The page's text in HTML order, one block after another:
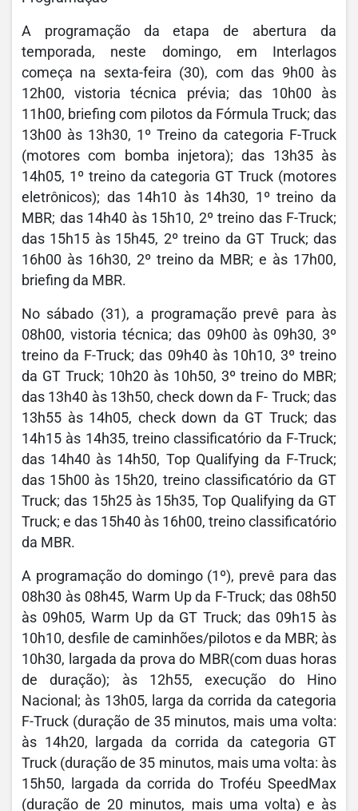
A programação da etapa de abertura da
temporada, neste domingo, em Interlagos
começa na sexta-feira (30), com das 9h00 às
12h00, vistoria técnica prévia; das 10h00 às
11h00, briefing com pilotos da Fórmula Truck; das
13h00 às 13h30, 1º Treino da categoria F-Truck
(motores com bomba injetora); das 13h35 às
14h05, 1º treino da categoria GT Truck (motores
eletrônicos); das 14h10 às 14h30, 1º treino da
MBR; das 14h40 às 15h10, 2º treino das F-Truck;
das 15h15 às 15h45, 2º treino da GT Truck; das
16h00 às 16h30, 2º treino da MBR; e às 17h00,
briefing da MBR.
No sábado (31), a programação prevê para às
08h00, vistoria técnica; das 09h00 às 09h30, 3º
treino da F-Truck; das 09h40 às 10h10, 3º treino
da GT Truck; 10h20 às 10h50, 3º treino do MBR;
das 13h40 às 13h50, check down da F- Truck; das
13h55 às 14h05, check down da GT Truck; das
14h15 às 14h35, treino classificatório da F-Truck;
das 14h40 às 14h50, Top Qualifying da F-Truck;
das 15h00 às 15h20, treino classificatório da GT
Truck; das 15h25 às 15h35, Top Qualifying da GT
Truck; e das 15h40 às 16h00, treino classificatório
da MBR.
A programação do domingo (1º), prevê para das
08h30 às 08h45, Warm Up da F-Truck; das 08h50
às 09h05, Warm Up da GT Truck; das 09h15 às
10h10, desfile de caminhões/pilotos e da MBR; às
10h30, largada da prova do MBR(com duas horas
de duração); às 12h55, execução do Hino
Nacional; às 13h05, larga da corrida da categoria
F-Truck (duração de 35 minutos, mais uma volta:
às 14h20, largada da corrida da categoria GT
Truck (duração de 35 minutos, mais uma volta: às
15h50, largada da corrida do Troféu SpeedMax
(duração de 20 minutos, mais uma volta) e às